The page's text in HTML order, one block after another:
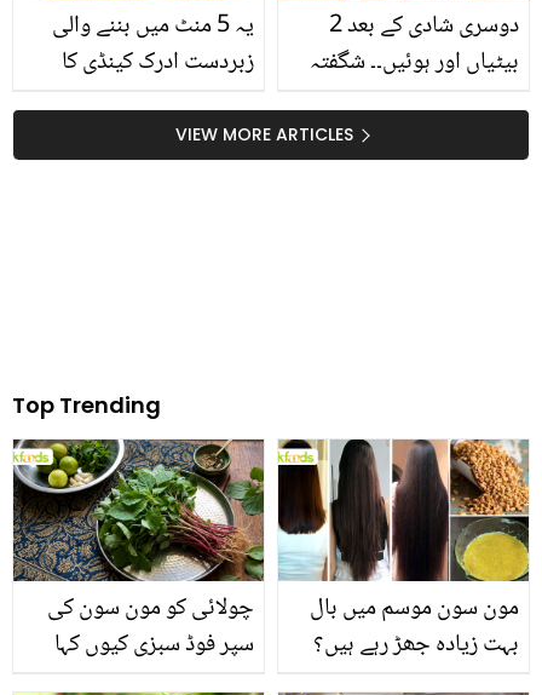
یہ 5 منٹ میں بننے والی
زبردست ادرک کینڈی کا
موسمی بخاراور نزلہ
کھانسی گلے کی خراش کا
دوسری شادی کے بعد 2
بیٹیاں اور ہوئیں۔۔ شگفتہ
سے متعلق دلچسپ
انکشافات
VIEW MORE ARTICLES
Top Trending
چولائی کو مون سون کی
سپر فوڈ سبزی کیوں کہا
مون سون موسم میں بال
بہت زیادہ جھڑ رہے ہیں؟